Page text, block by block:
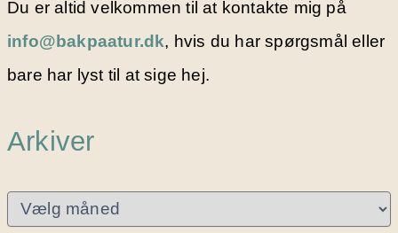
Du er altid velkommen til at kontakte mig på
info@bakpaatur.dk, hvis du har spørgsmål eller
bare har lyst til at sige hej.
Arkiver